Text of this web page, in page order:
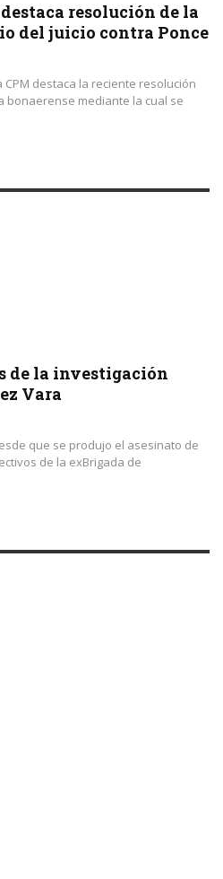
resolución de la
del juicio contra Ponce
CPM destaca la reciente resolución
bonaerense mediante la cual se
de la investigación
Vara
que se produjo el asesinato de
de la exBrigada de